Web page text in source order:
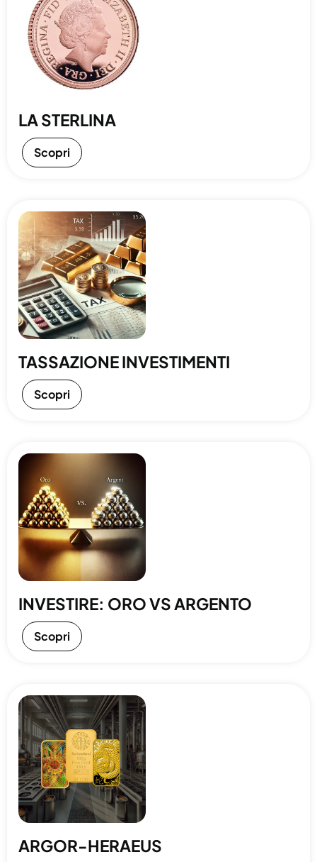
LA STERLINA
Scopri
TASSAZIONE INVESTIMENTI
Scopri
INVESTIRE: ORO VS ARGENTO
Scopri
ARGOR-HERAEUS